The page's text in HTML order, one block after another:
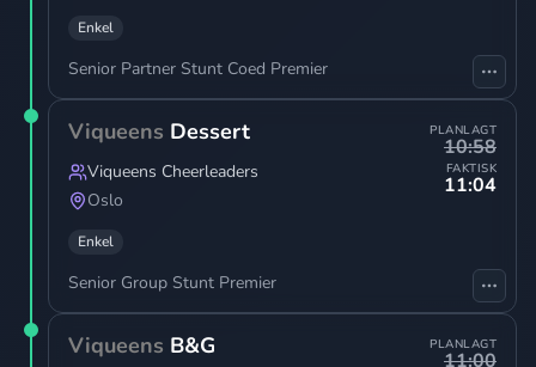
Enkel
Senior Partner Stunt Coed Premier
PLANLAGT
10:58
FAKTISK
11:04
Viqueens Dessert
Viqueens Cheerleaders
Oslo
Enkel
Senior Group Stunt Premier
PLANLAGT
11:00
Viqueens B&G